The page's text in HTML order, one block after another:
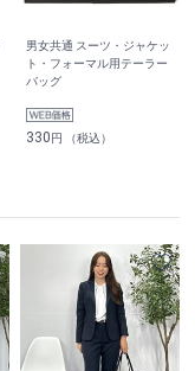
男女共通 スーツ・ジャケッ
ト・フォーマル用テーラー
バッグ
330円 （税込）